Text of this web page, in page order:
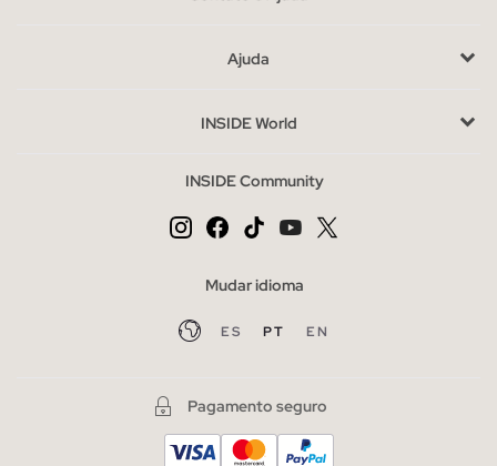
Ajuda
INSIDE World
INSIDE Community
Mudar idioma
ES PT EN
Pagamento seguro